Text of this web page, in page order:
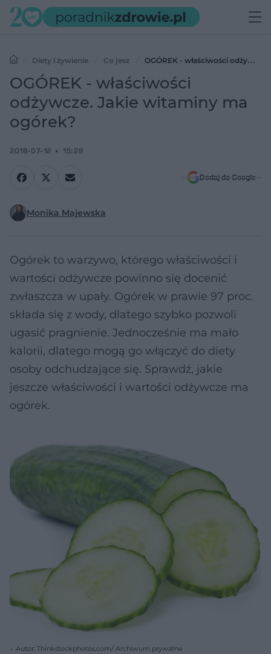
Diety i żywienie Co jesz
OGÓREK - właściwości odżywcze.
Jakie witaminy ma ogórek?
OGÓREK - właściwości
odżywcze. Jakie witaminy ma
ogórek?
2018-07-12 15:28
Dodaj do Google
Monika Majewska
Ogórek to warzywo, którego właściwości i
wartości odżywcze powinno się docenić
zwłaszcza w upały. Ogórek w prawie 97 proc.
składa się z wody, dlatego szybko pozwoli
ugasić pragnienie. Jednocześnie ma mało
kalorii, dlatego mogą go włączyć do diety
osoby odchudzające się. Sprawdź, jakie
jeszcze właściwości i wartości odżywcze ma
ogórek.
Autor: Thinkstockphotos.com/ Archiwum prywatne